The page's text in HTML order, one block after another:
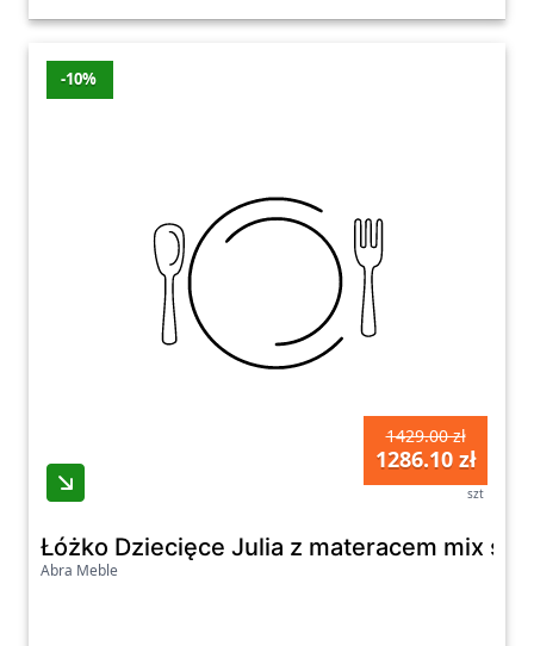
-10%
1429.00 zł
1286.10 zł
szt
Łóżko Dziecięce Julia z materacem mix
Abra Meble